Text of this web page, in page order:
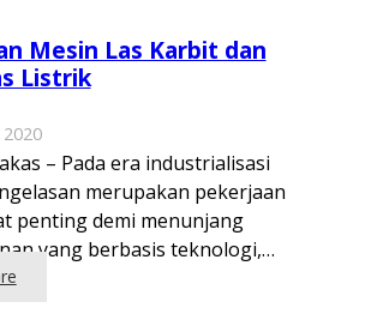
Mesin Las Karbit dan
Listrik
– Pada era industrialisasi
merupakan pekerjaan
penting demi menunjang
yang berbasis teknologi,…